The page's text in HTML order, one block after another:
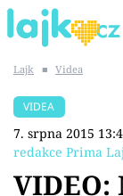
SHOPAHOLICADEL
Lajk ■ Videa
VIDEA
7. srpna 2015
redakce Prima
VIDEO: